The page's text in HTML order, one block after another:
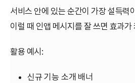
서비스 안에 있는 순간이 가장 설득력
이럴 때 인앱 메시지를 잘 쓰면 효과가
활용 예시:
신규 기능 소개 배너